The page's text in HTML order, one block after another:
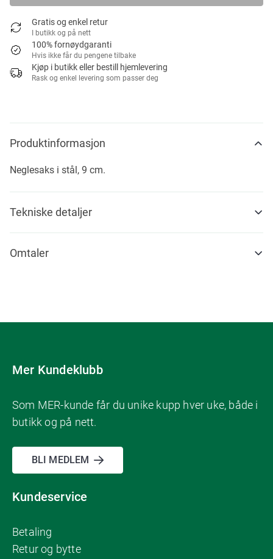
Gratis og enkel retur
I butikk og på nett
100% fornøydgaranti
Hvis ikke får du pengene tilbake
Kjøp i butikk eller bestill hjemlevering
Rask og enkel levering som passer deg
Produktinformasjon
Neglesaks i stål, 9 cm.
Tekniske detaljer
Omtaler
Mer Kundeklubb
Som MER-kunde får du unike kupp hver uke, både i
butikk og på nett.
BLI MEDLEM
Kundeservice
Betaling
Retur og bytte